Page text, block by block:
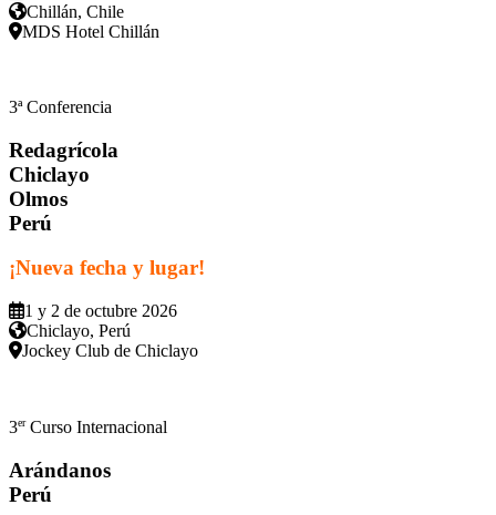
Chillán, Chile
MDS Hotel Chillán
3ª Conferencia
Redagrícola
Chiclayo
Olmos
Perú
¡Nueva fecha y lugar!
1 y 2 de octubre 2026
Chiclayo, Perú
Jockey Club de Chiclayo
3erCurso Internacional
Arándanos
Perú